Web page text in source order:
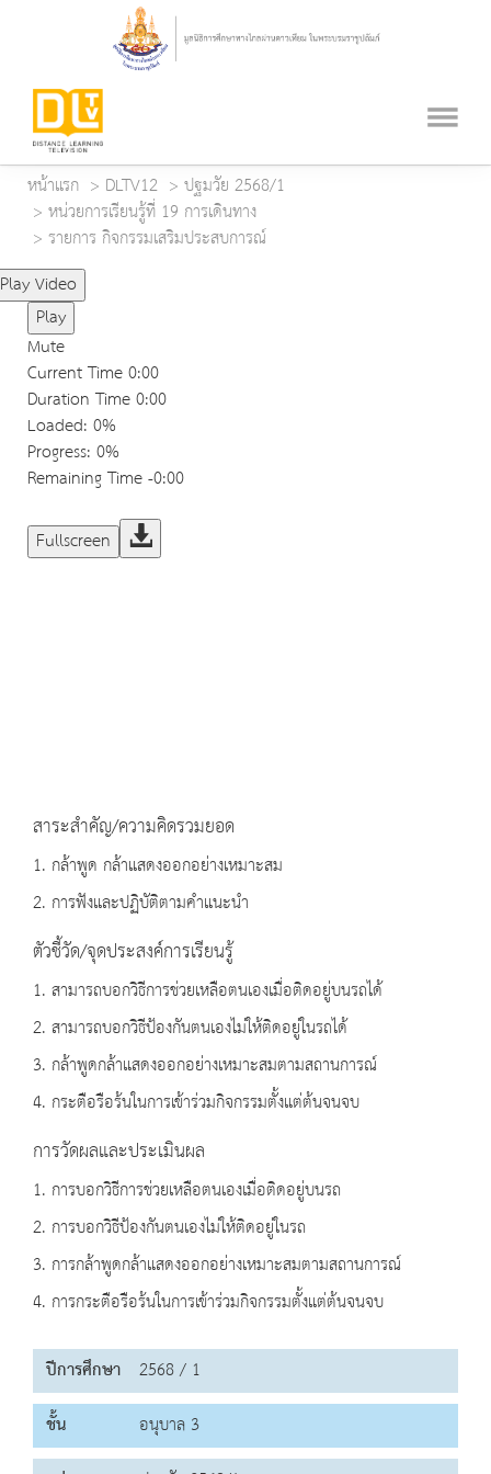
หน้าแรก DLTV12
ปฐมวัย 2568/1
หน่วยการเรียนรู้ที่ 19 การเดินทาง
รายการ กิจกรรมเสริมประสบการณ์
Play Video
Play
Mute
Current Time0:00
Duration Time0:00
Loaded: 0%
Progress: 0%
Remaining Time-0:00
Fullscreen
สาระสำคัญ/ความคิดรวมยอด
1. กล้าพูด กล้าแสดงออกอย่างเหมาะสม
2. การฟังและปฏิบัติตามคำแนะนำ
ตัวชี้วัด/จุดประสงค์การเรียนรู้
1. สามารถบอกวิธีการช่วยเหลือตนเองเมื่อติดอยู่บนรถได้
2. สามารถบอกวิธีป้องกันตนเองไม่ให้ติดอยู่ในรถได้
3. กล้าพูดกล้าแสดงออกอย่างเหมาะสมตามสถานการณ์
4. กระตือรือร้นในการเข้าร่วมกิจกรรมตั้งแต่ต้นจนจบ
การวัดผลและประเมินผล
1. การบอกวิธีการช่วยเหลือตนเองเมื่อติดอยู่บนรถ
2. การบอกวิธีป้องกันตนเองไม่ให้ติดอยู่ในรถ
3. การกล้าพูดกล้าแสดงออกอย่างเหมาะสมตามสถานการณ์
4. การกระตือรือร้นในการเข้าร่วมกิจกรรมตั้งแต่ต้นจนจบ
ปีการศึกษา 2568 / 1
ชั้น
อนุบาล 3